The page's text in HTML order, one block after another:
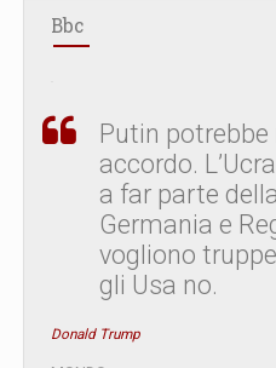
Bbc
Putin potrebbe
accordo.
a far parte
Germania e
vogliono
gli Usa no.
Donald Trump